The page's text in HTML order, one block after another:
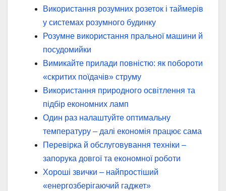
Використання розумних розеток і таймерів
у системах розумного будинку
Розумне використання пральної машини й
посудомийки
Вимикайте прилади повністю: як побороти
«скритих поїдачів» струму
Використання природного освітлення та
підбір економних ламп
Один раз налаштуйте оптимальну
температуру – далі економія працює сама
Перевірка й обслуговування техніки –
запорука довгої та економної роботи
Хороші звички – найпростіший
«енергозберігаючий гаджет»